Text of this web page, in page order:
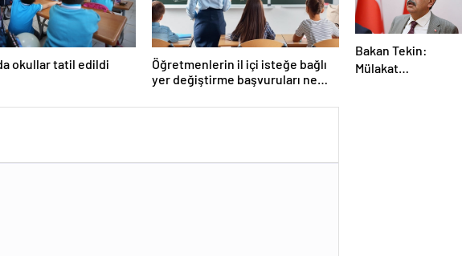
okullar tatil edildi
Öğretmenlerin il içi isteğe bağlı
yer değiştirme başvuruları ne
Bakan Tekin:
Mülakat